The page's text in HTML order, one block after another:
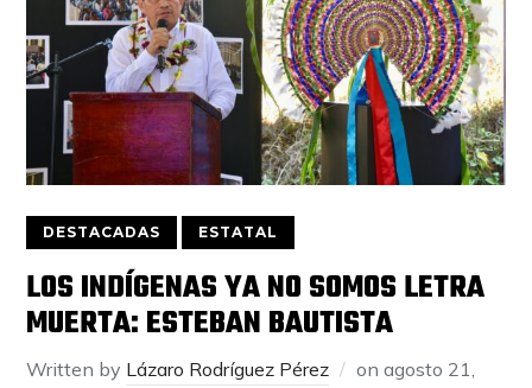
DESTACADAS ESTATAL
LOS INDÍGENAS YA NO SOMOS LETRA
MUERTA: ESTEBAN BAUTISTA
Written by Lázaro Rodríguez Pérez onagosto 21,